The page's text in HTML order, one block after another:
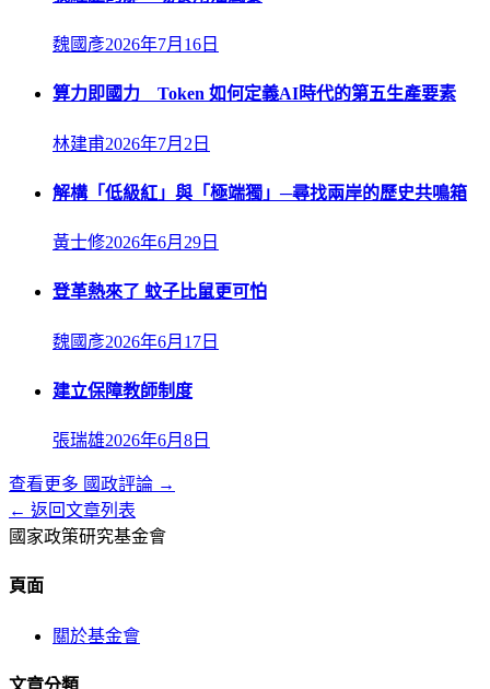
魏國彥2026年7月16日
算力即國力 Token 如何定義AI時代的第五生產要素
林建甫2026年7月2日
解構「低級紅」與「極端獨」─尋找兩岸的歷史共鳴箱
黃士修2026年6月29日
登革熱來了 蚊子比鼠更可怕
魏國彥2026年6月17日
建立保障教師制度
張瑞雄2026年6月8日
查看更多 國政評論 →
← 返回文章列表
國家政策研究基金會
頁面
關於基金會
文章分類